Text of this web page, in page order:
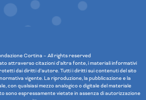
Cortina – All rights reserved
attraverso citazioni d’altra fonte, i materiali informativi
dai diritti d’autore. Tutti i diritti sui contenuti del sito
vigente. La riproduzione, la pubblicazione e la
con qualsiasi mezzo analogico o digitale del materiale
sono espressamente vietate in assenza di autorizzazione